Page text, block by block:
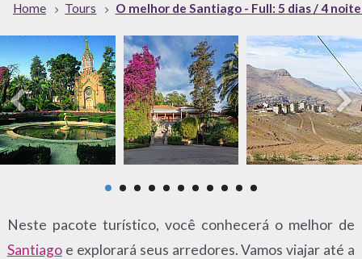
Home Tours O melhor de Santiago - Full: 5 dias / 4
Neste pacote turístico, você conhecerá o melhor de
Santiagoe explorará seus arredores. Vamos viajar até a